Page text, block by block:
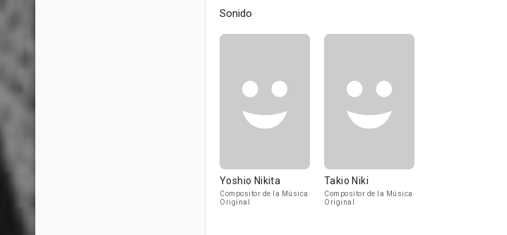
Sonido
Yoshio Nikita
Compositor de la Música
Original
Takio Niki
Compositor de la Música
Original